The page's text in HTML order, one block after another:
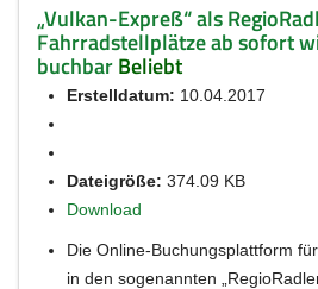
„Vulkan-Expreß“ als
Fahrradstellplätze ab sofort
buchbarBeliebt
Erstelldatum: 10.04.2017
Dateigröße: 374.09 KB
Download
Die Online-Buchungsplattform
in den sogenannten